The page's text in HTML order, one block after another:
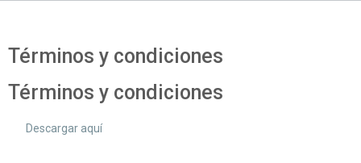
Términos y condiciones
Términos y condiciones
Descargar aquí